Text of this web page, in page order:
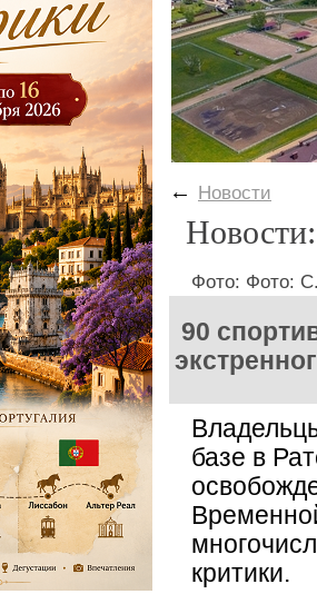
← Новости
Фото: Фото:
90
базе в
критики.